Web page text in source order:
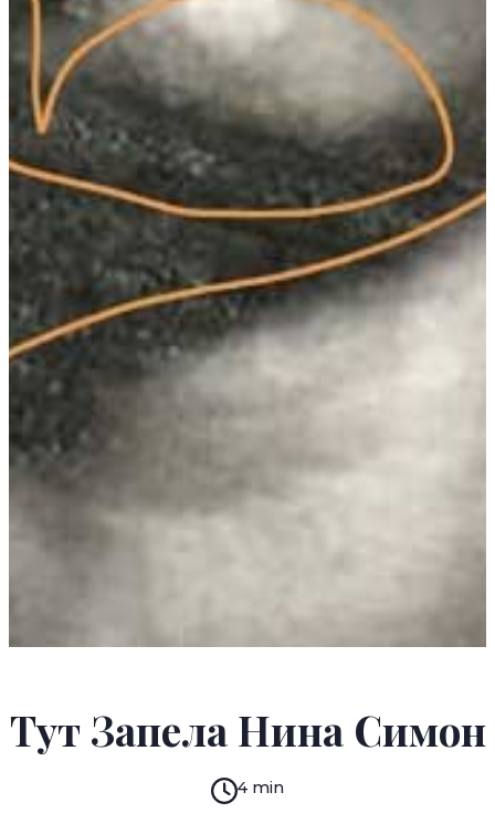
Тут Запела Нина Симон
4 min